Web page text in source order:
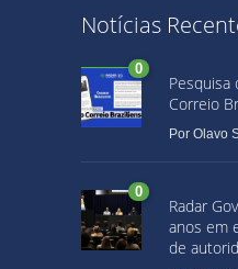
Notícias
0
Pesquisa
Correio
Por Olavo
0
Radar
anos em
de